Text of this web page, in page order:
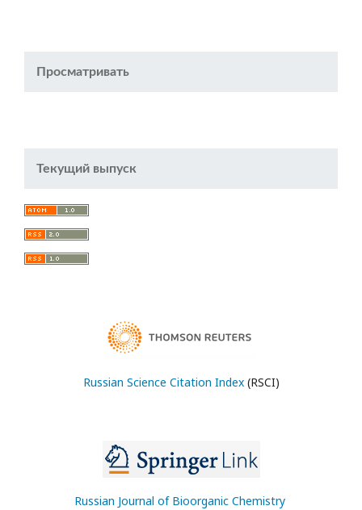
Просматривать
Текущий выпуск
Russian Science Citation Index(RSCI)
Russian Journal of Bioorganic Chemistry